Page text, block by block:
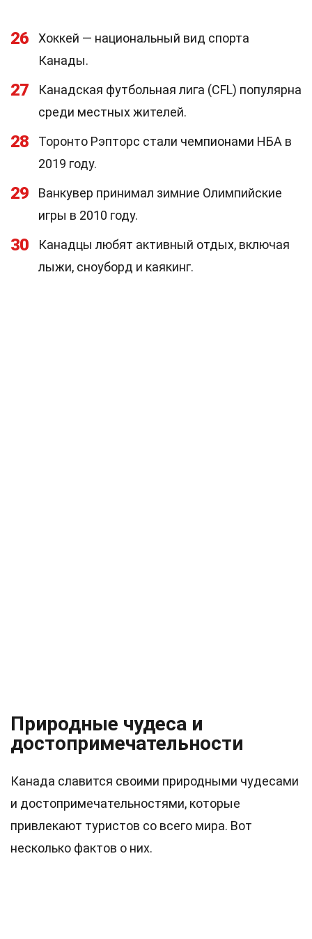
26
Хоккей — национальный вид спорта
Канады.
27
Канадская футбольная лига (CFL) популярна
среди местных жителей.
28
Торонто Рэпторс стали чемпионами НБА в
2019 году.
29
Ванкувер принимал зимние Олимпийские
игры в 2010 году.
30
Канадцы любят активный отдых, включая
лыжи, сноуборд и каякинг.
Природные чудеса и
достопримечательности
Канада славится своими природными чудесами
и достопримечательностями, которые
привлекают туристов со всего мира. Вот
несколько фактов о них.